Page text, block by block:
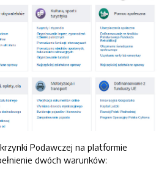
Podawczej na platformie
dwóch warunków: